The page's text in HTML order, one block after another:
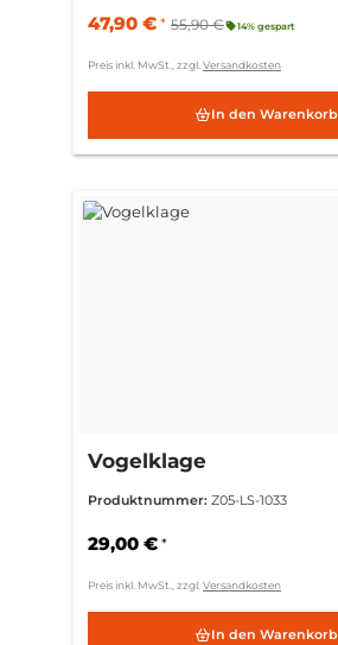
47,90 € * 55,90 € 14% gespart
Preis inkl. MwSt., zzgl. Versandkosten
In den Warenkorb
Vogelklage
Produktnummer: Z05-LS-1033
29,00 € *
Preis inkl. MwSt., zzgl. Versandkosten
In den Warenkorb